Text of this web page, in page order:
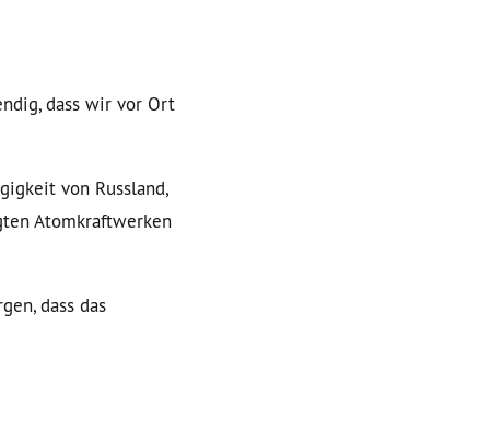
dass wir vor Ort
von Russland,
Atomkraftwerken
dass das